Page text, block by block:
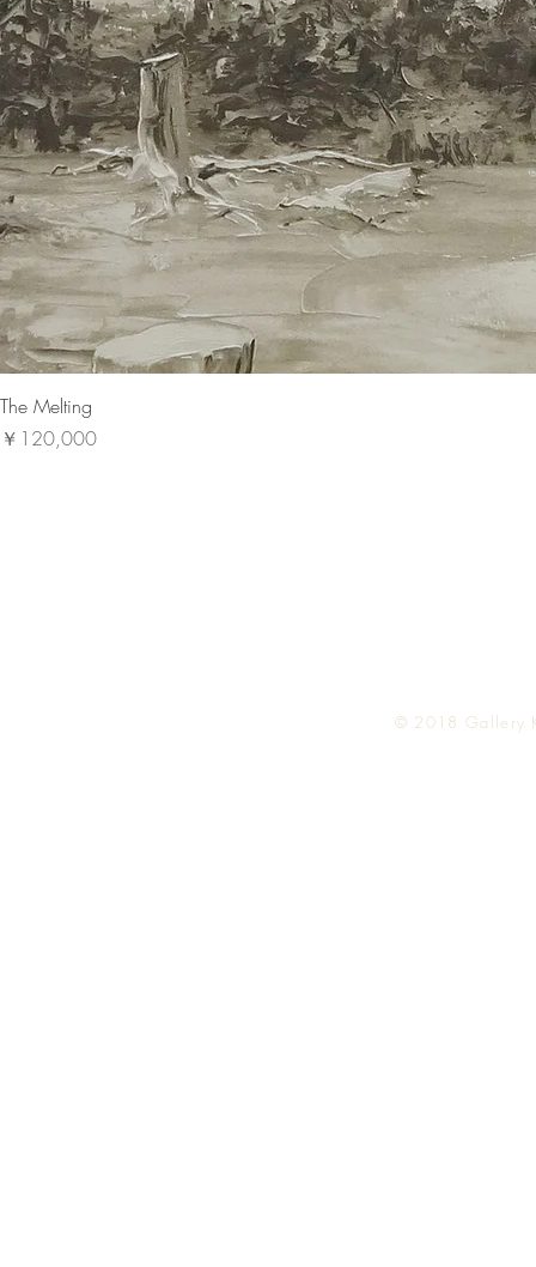
The Melting
価格
￥120,000
© 2018 Gallery